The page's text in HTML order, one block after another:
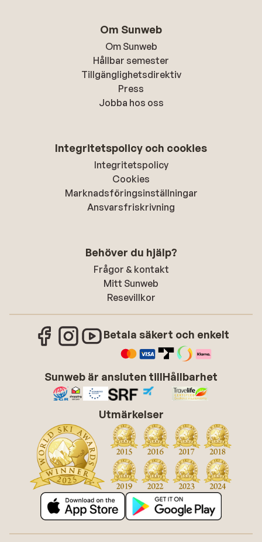
Om Sunweb
Om Sunweb
Hållbar semester
Tillgänglighetsdirektiv
Press
Jobba hos oss
Integritetspolicy och cookies
Integritetspolicy
Cookies
Marknadsföringsinställningar
Ansvarsfriskrivning
Behöver du hjälp?
Frågor & kontakt
Mitt Sunweb
Resevillkor
Betala säkert och enkelt
Sunweb är ansluten tillHållbarhet
Utmärkelser